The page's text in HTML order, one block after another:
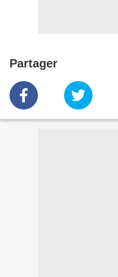
Partager